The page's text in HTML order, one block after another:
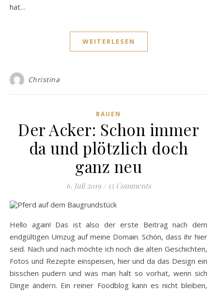
hat…
WEITERLESEN
Christina
BAUEN
Der Acker: Schon immer
da und plötzlich doch
ganz neu
6. Juli 2019 / 15 Comments
Hello again! Das ist also der erste Beitrag nach dem
endgültigen Umzug auf meine Domain. Schön, dass ihr hier
seid. Nach und nach möchte ich noch die alten Geschichten,
Fotos und Rezepte einspeisen, hier und da das Design ein
bisschen pudern und was man halt so vorhat, wenn sich
Dinge ändern. Ein reiner Foodblog kann es nicht bleiben,